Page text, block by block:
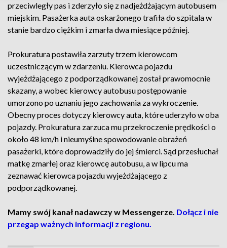
przeciwległy pas i zderzyło się z nadjeżdżającym autobusem
miejskim. Pasażerka auta oskarżonego trafiła do szpitala w
stanie bardzo ciężkim i zmarła dwa miesiące później.
Prokuratura postawiła zarzuty trzem kierowcom
uczestniczącym w zdarzeniu. Kierowca pojazdu
wyjeżdżającego z podporządkowanej został prawomocnie
skazany, a wobec kierowcy autobusu postępowanie
umorzono po uznaniu jego zachowania za wykroczenie.
Obecny proces dotyczy kierowcy auta, które uderzyło w oba
pojazdy. Prokuratura zarzuca mu przekroczenie prędkości o
około 48 km/h i nieumyślne spowodowanie obrażeń
pasażerki, które doprowadziły do jej śmierci. Sąd przesłuchał
matkę zmarłej oraz kierowcę autobusu, a w lipcu ma
zeznawać kierowca pojazdu wyjeżdżającego z
podporządkowanej.
Mamy swój kanał nadawczy w Messengerze. Dołącz i nie
przegap ważnych informacji z regionu.